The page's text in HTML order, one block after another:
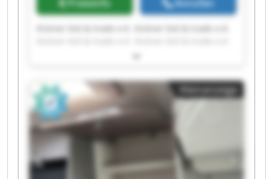
Preisinfo Anrufen
Kistner bid & trade e.K. Kistner bid & trade e.K.
Kistner bid & trade e.K. Kistner bid & trade e.K.
Kistner bid & trade e.K. Kistner bid & trade e.K.
Kistner bid & trade e.K. Kistner bid & trade e.K.
Kistner bid & trade e.K. Kistner bid & trade e.K.
Kistner bid & trade e.K. Kistner bid & trade e.K.
Kistner bid & trade e.K. Kistner bid & trade e.K.
Kleinanzeige